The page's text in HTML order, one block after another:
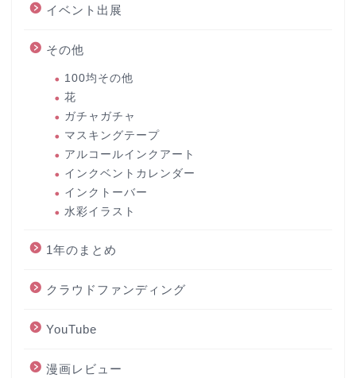
イベント出展
その他
100均その他
花
ガチャガチャ
マスキングテープ
アルコールインクアート
インクベントカレンダー
インクトーバー
水彩イラスト
1年のまとめ
クラウドファンディング
YouTube
漫画レビュー